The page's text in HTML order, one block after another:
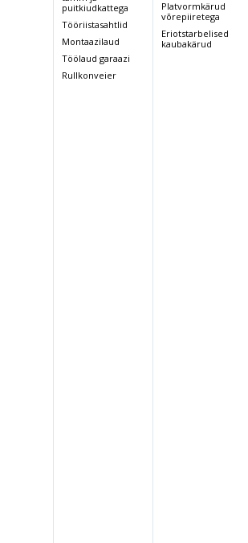
puitkiudkattega
Tööriistasahtlid
Montaazilaud
Töölaud garaazi
Rullkonveier
Platvormkärud
võrepiiretega
Eriotstarbelised
kaubakärud